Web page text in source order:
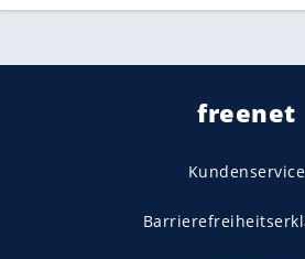
freenet
Kundenservice